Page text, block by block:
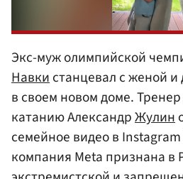
Экс-муж олимпийской
Навкистанцевал с женой
в своем новом доме.
катанию АлександрЖулин
семейное видео в
компания Meta признана в